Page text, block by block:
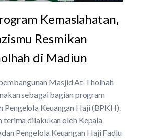
Kemaslahatan,
Resmikan
di Madiun
Masjid At-Tholhah
sebagai bagian program
Pengelola Keuangan Haji (BPKH).
terima dilakukan oleh Kepala
Pengelola Keuangan Haji Fadlu